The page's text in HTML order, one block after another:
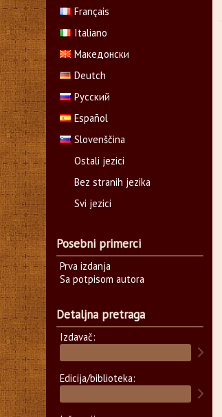
Français
Italiano
Македонски
Deutch
Русский
Español
Slovenščina
Ostali jezici
Bez stranih jezika
Svi jezici
Posebni primerci
Prva izdanja
Sa potpisom autora
Detaljna pretraga
Izdavač:
Edicija/biblioteka: